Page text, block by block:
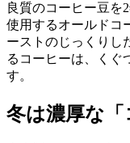
良質のコーヒー豆を
使用するオールドコ
ーストのじっくりし
るコーヒーは、くぐ
す。
冬は濃厚な「